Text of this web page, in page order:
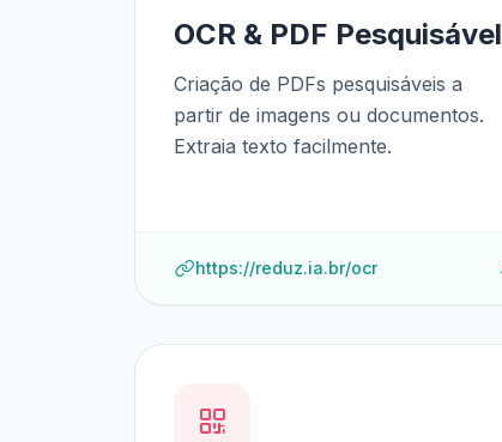
OCR & PDF Pesquisável
Criação de PDFs pesquisáveis a
partir de imagens ou documentos.
Extraia texto facilmente.
https://reduz.ia.br/ocr